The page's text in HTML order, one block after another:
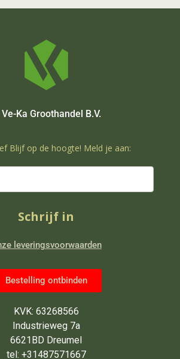
Ka Groothandel B.V.
Blijf op de hoogte! Meld je aan:
Schrijf in
leveringsvoorwaarden
Bestelling ontbinden
KVK: 63268566
Industrieweg 7a
6621BD Dreumel
tel: +31487571667